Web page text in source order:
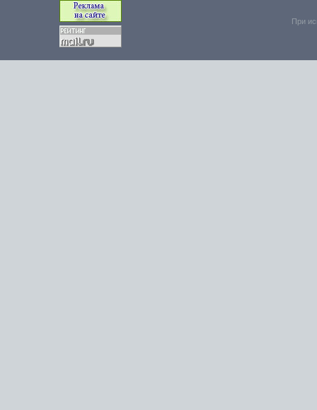
При